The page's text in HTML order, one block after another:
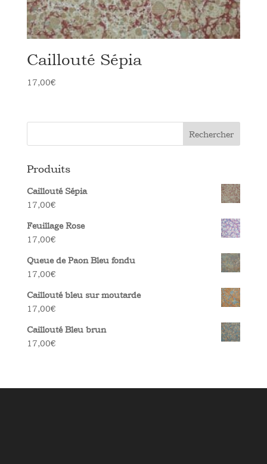
Caillouté Sépia
17,00€
Rechercher
Produits
Caillouté Sépia
17,00€
Feuillage Rose
17,00€
Queue de Paon Bleu fondu
17,00€
Caillouté bleu sur moutarde
17,00€
Caillouté Bleu brun
17,00€